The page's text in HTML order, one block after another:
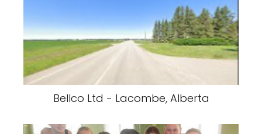
Bellco Ltd - Lacombe, Alberta